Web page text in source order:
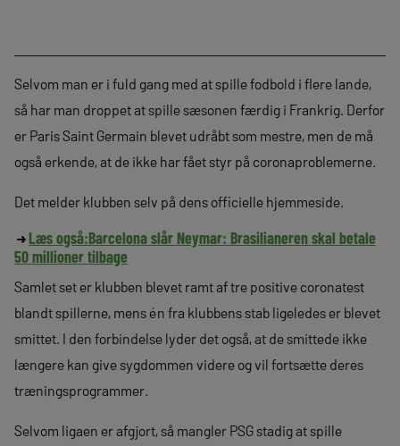
Selvom man er i fuld gang med at spille fodbold i flere lande,
så har man droppet at spille sæsonen færdig i Frankrig. Derfor
er Paris Saint Germain blevet udråbt som mestre, men de må
også erkende, at de ikke har fået styr på coronaproblemerne.
Det melder klubben selv på dens officielle hjemmeside.
Læs også:Barcelona slår Neymar: Brasilianeren skal betale
50 millioner tilbage
Samlet set er klubben blevet ramt af tre positive coronatest
blandt spillerne, mens én fra klubbens stab ligeledes er blevet
smittet. I den forbindelse lyder det også, at de smittede ikke
længere kan give sygdommen videre og vil fortsætte deres
træningsprogrammer.
Selvom ligaen er afgjort, så mangler PSG stadig at spille